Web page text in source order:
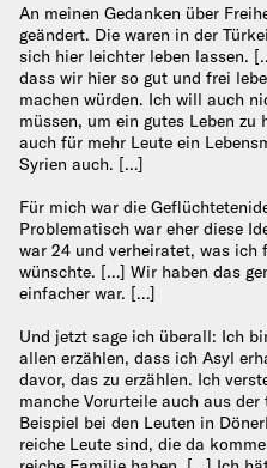
An meinen Gedanken über
geändert. Die waren in der
sich hier leichter leben lassen.
dass wir hier so gut und frei
machen würden. Ich will auch
müssen, um ein gutes Leben
auch für mehr Leute ein
Syrien auch. […]
Für mich war die
Problematisch war eher diese
war 24 und verheiratet, was
wünschte. […] Wir haben das
einfacher war. […]
Und jetzt sage ich überall: Ich
allen erzählen, dass ich Asyl
davor, das zu erzählen. Ich
manche Vorurteile auch aus
Beispiel bei den Leuten in
reiche Leute sind, die da